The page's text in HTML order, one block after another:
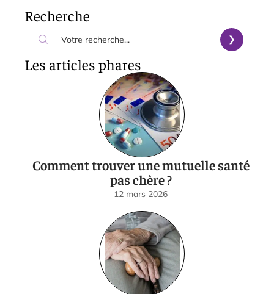
Recherche
Les articles phares
Comment trouver une mutuelle santé
pas chère ?
12 mars 2026